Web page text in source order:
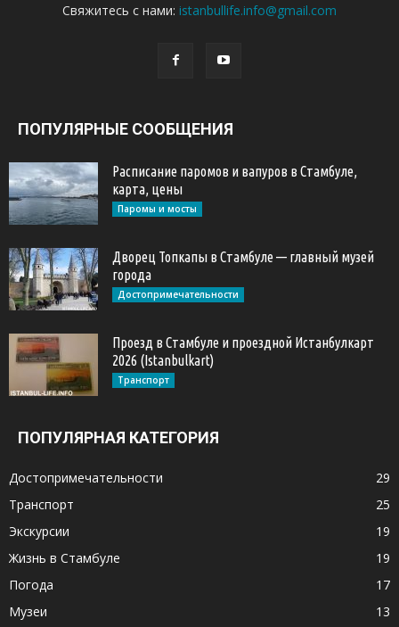
Свяжитесь с нами: istanbullife.info@gmail.com
ПОПУЛЯРНЫЕ СООБЩЕНИЯ
Расписание паромов и вапуров в Стамбуле,
карта, цены
Паромы и мосты
Дворец Топкапы в Стамбуле — главный музей
города
Достопримечательности
Проезд в Стамбуле и проездной Истанбулкарт
2026 (Istanbulkart)
Транспорт
ПОПУЛЯРНАЯ КАТЕГОРИЯ
Достопримечательности
29
Транспорт
25
Экскурсии
19
Жизнь в Стамбуле
19
Погода
17
Музеи
13